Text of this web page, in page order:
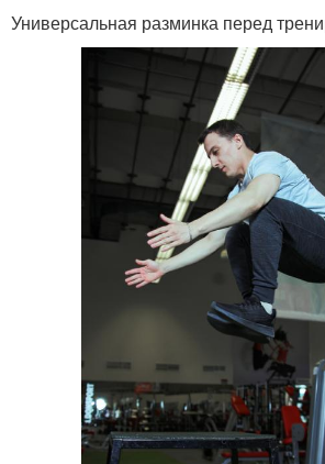
Универсальная разминка перед